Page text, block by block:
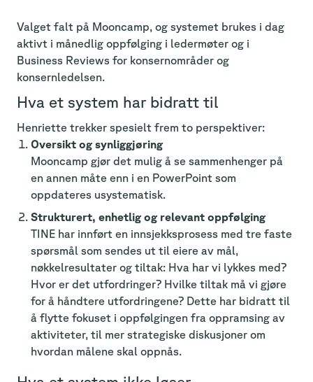
Valget falt på Mooncamp, og systemet brukes i dag
aktivt i månedlig oppfølging i ledermøter og i
Business Reviews for konsernområder og
konsernledelsen.
Hva et system har bidratt til
Henriette trekker spesielt frem to perspektiver:
Oversikt og synliggjøring
Mooncamp gjør det mulig å se sammenhenger på
en annen måte enn i en PowerPoint som
oppdateres usystematisk.
Strukturert, enhetlig og relevant oppfølging
TINE har innført en innsjekksprosess med tre faste
spørsmål som sendes ut til eiere av mål,
nøkkelresultater og tiltak: Hva har vi lykkes med?
Hvor er det utfordringer? Hvilke tiltak må vi gjøre
for å håndtere utfordringene? Dette har bidratt til
å flytte fokuset i oppfølgingen fra oppramsing av
aktiviteter, til mer strategiske diskusjoner om
hvordan målene skal oppnås.